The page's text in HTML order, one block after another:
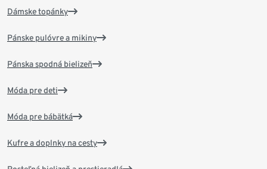
Dámske topánky
Pánske pulóvre a mikiny
Pánska spodná bielizeň
Móda pre deti
Móda pre bábätká
Kufre a doplnky na cesty